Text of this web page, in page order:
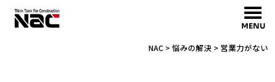
MENU
NAC> 悩みの解決 > 営業力がない